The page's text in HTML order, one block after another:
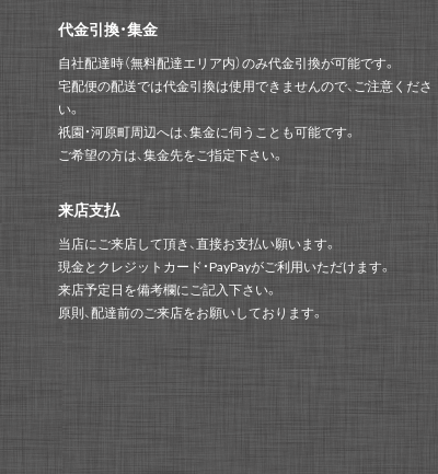
代金引換・集金
自社配達時（無料配達エリア内）のみ代金引換が可能です。
宅配便の配送では代金引換は使用できませんので、ご注意くださ
い。
祇園・河原町周辺へは、集金に伺うことも可能です。
ご希望の方は、集金先をご指定下さい。
来店支払
当店にご来店して頂き、直接お支払い願います。
現金とクレジットカード・PayPayがご利用いただけます。
来店予定日を備考欄にご記入下さい。
原則、配達前のご来店をお願いしております。